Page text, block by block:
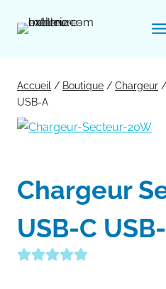
Accueil / Boutique / Chargeur /
USB-A
Chargeur
USB-C